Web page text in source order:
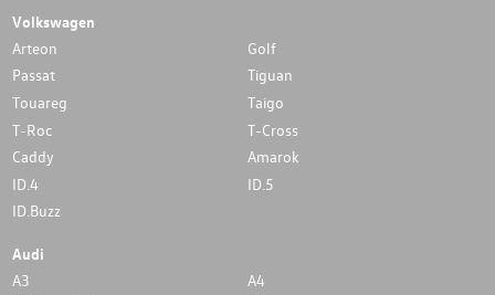
Volkswagen
Arteon
Golf
Passat
Tiguan
Touareg
Taigo
T-Roc
T-Cross
Caddy
Amarok
ID.4
ID.5
ID.Buzz
Audi
A3
A4